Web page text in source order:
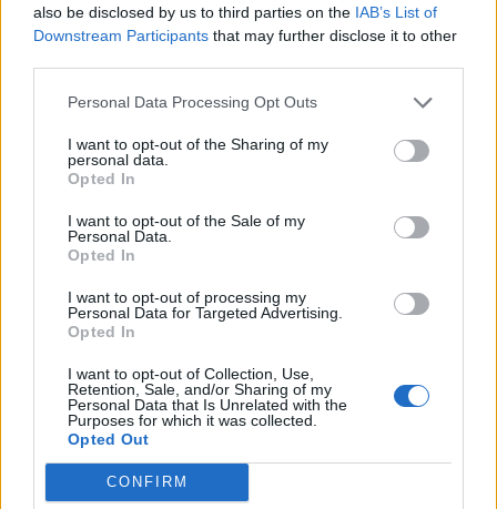
also be disclosed by us to third parties on the IAB’s List of
Downstream Participants that may further disclose it to other
Personal Data Processing Opt Outs
I want to opt-out of the Sharing of my
personal data.
Opted In
I want to opt-out of the Sale of my
Personal Data.
Opted In
I want to opt-out of processing my
Personal Data for Targeted Advertising.
Opted In
I want to opt-out of Collection, Use,
Retention, Sale, and/or Sharing of my
Personal Data that Is Unrelated with the
Purposes for which it was collected.
Opted Out
CONFIRM
NAUJI
Horoskopai